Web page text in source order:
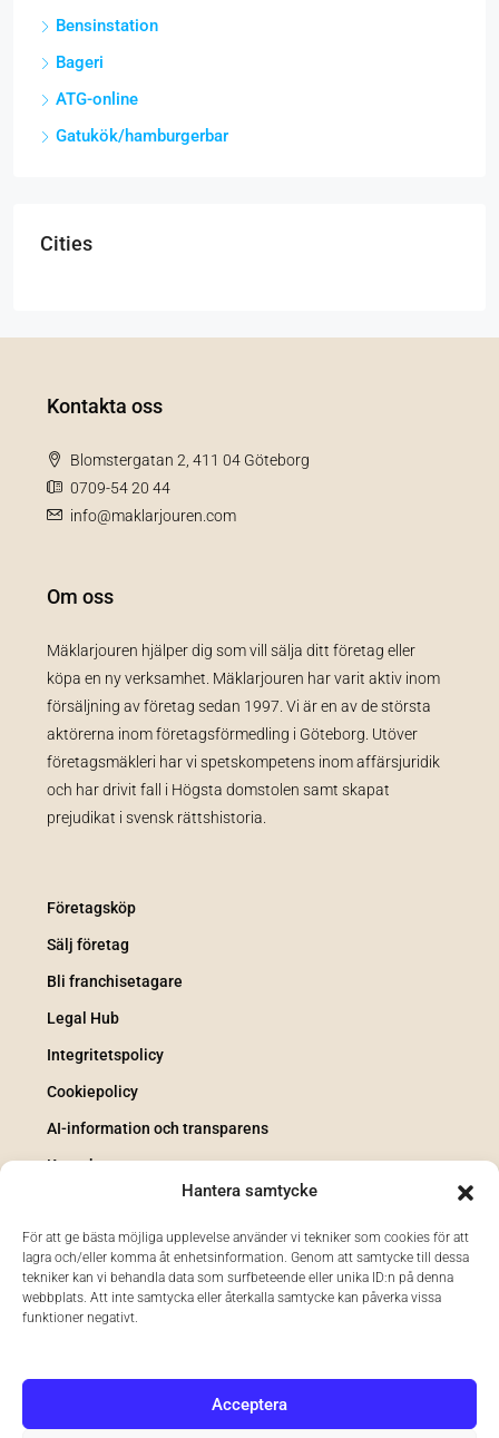
Hantera samtycke
För att ge bästa möjliga upplevelse använder vi tekniker som cookies för att
lagra och/eller komma åt enhetsinformation. Genom att samtycke till dessa
tekniker kan vi behandla data som surfbeteende eller unika ID:n på denna
webbplats. Att inte samtycka eller återkalla samtycke kan påverka vissa
funktioner negativt.
Acceptera
Bensinstation
Bageri
ATG-online
Gatukök/hamburgerbar
Cities
Kontakta oss
Blomstergatan 2, 411 04 Göteborg
0709-54 20 44
info@maklarjouren.com
Om oss
Mäklarjouren hjälper dig som vill sälja ditt företag eller
köpa en ny verksamhet. Mäklarjouren har varit aktiv inom
försäljning av företag sedan 1997. Vi är en av de största
aktörerna inom företagsförmedling i Göteborg. Utöver
företagsmäkleri har vi spetskompetens inom affärsjuridik
och har drivit fall i Högsta domstolen samt skapat
prejudikat i svensk rättshistoria.
Företagsköp
Sälj företag
Bli franchisetagare
Legal Hub
Integritetspolicy
Cookiepolicy
AI-information och transparens
Kontakt
© 2026 Mäklarjouren i Göteborg Kommanditbolag. Samtliga